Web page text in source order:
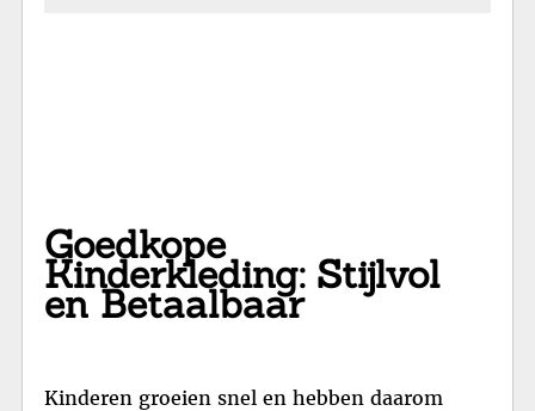
Goedkope
Kinderkleding: Stijlvol
en Betaalbaar
Kinderen groeien snel en hebben daarom